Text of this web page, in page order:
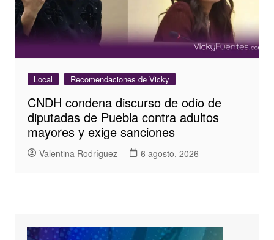
Local Recomendaciones de Vicky
CNDH condena discurso de odio de
diputadas de Puebla contra adultos
mayores y exige sanciones
Valentina Rodríguez 6 agosto, 2026